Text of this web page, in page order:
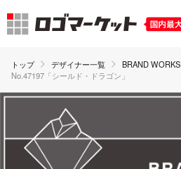
トップ デザイナー一覧 BRAND WORKS
No.47197「シールド・ドラゴン」